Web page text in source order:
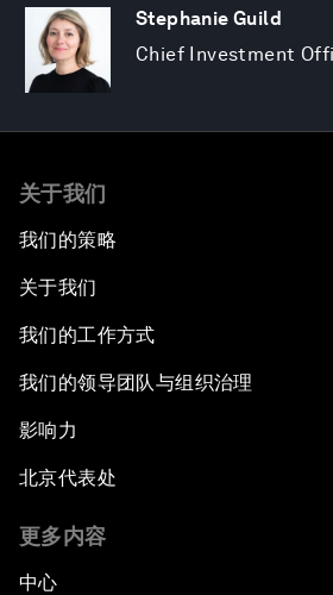
Stephanie Guild
Chief Investment
关于我们
我们的策略
关于我们
我们的工作方式
我们的领导团队与组织治理
影响力
北京代表处
更多内容
中心